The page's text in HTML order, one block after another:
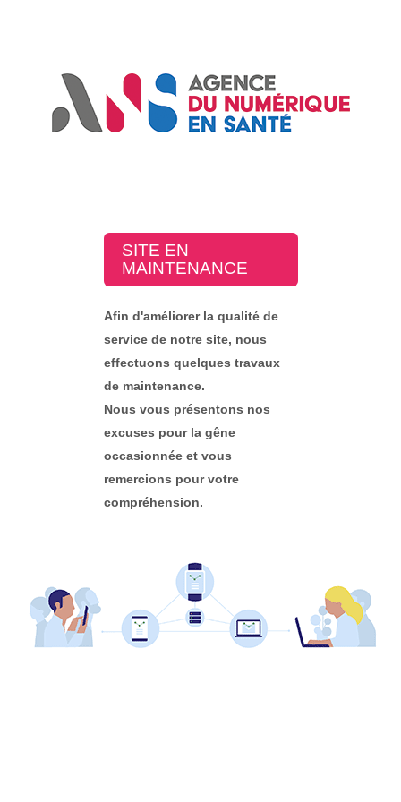
SITE EN
MAINTENANCE
Afin d'améliorer la qualité de
service de notre site, nous
effectuons quelques travaux
de maintenance.
Nous vous présentons nos
excuses pour la gêne
occasionnée et vous
remercions pour votre
compréhension.